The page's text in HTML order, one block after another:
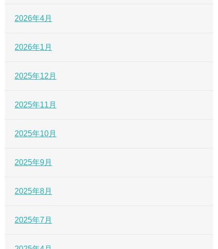
2026年4月
2026年1月
2025年12月
2025年11月
2025年10月
2025年9月
2025年8月
2025年7月